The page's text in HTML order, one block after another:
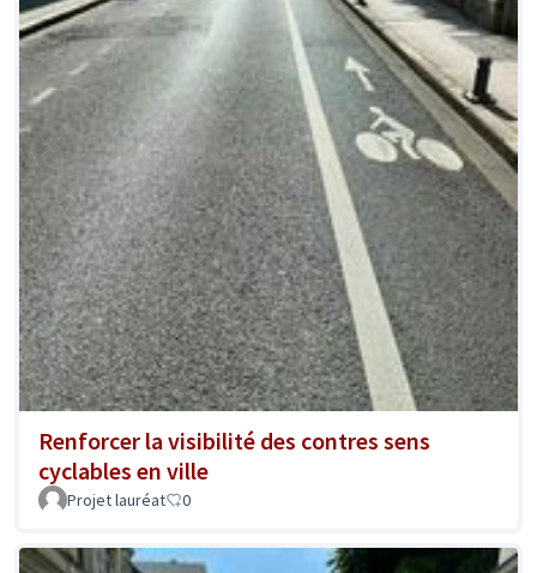
Renforcer la visibilité des contres sens
cyclables en ville
Projet lauréat 0